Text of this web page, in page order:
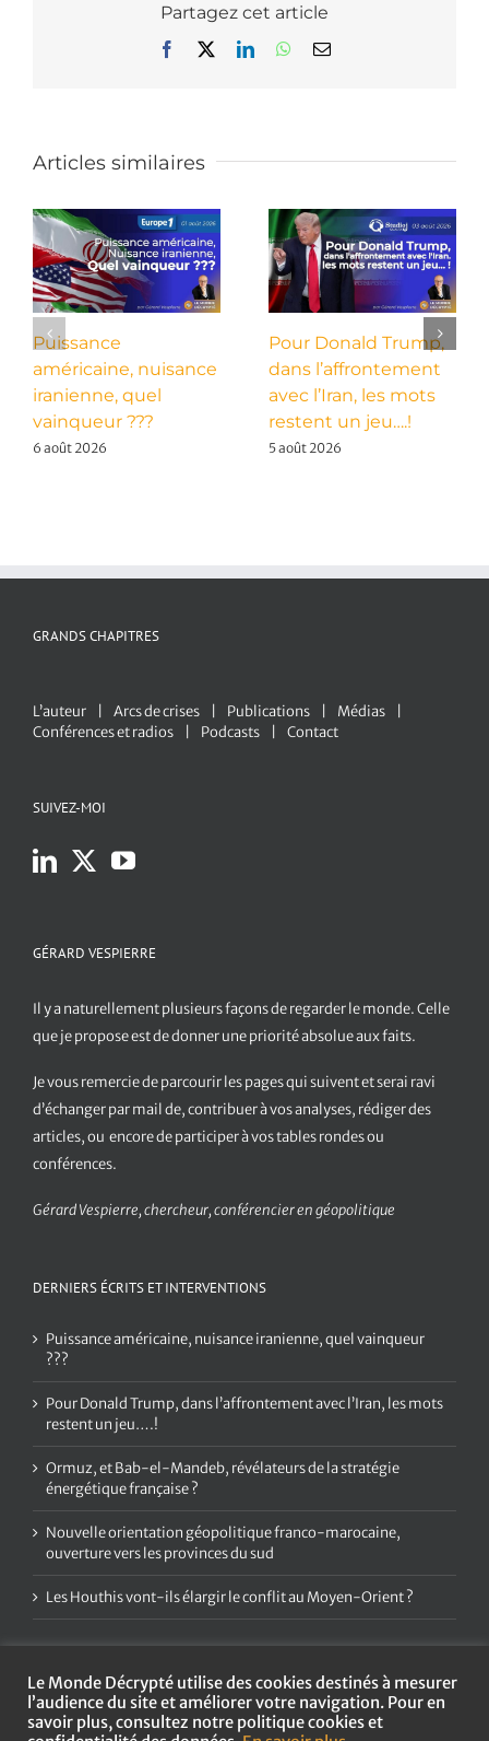
Partagez cet article
Facebook LinkedInWhatsApp
Email
Articles similaires
Puissance
américaine, nuisance
iranienne, quel
vainqueur ???
6 août 2026
Pour Donald Trump,
dans l’affrontement
avec l’Iran, les mots
restent un jeu….!
5 août 2026
GRANDS CHAPITRES
L’auteur Arcs de crises Publications
Médias
Conférences et radios
Podcasts Contact
SUIVEZ-MOI
GÉRARD VESPIERRE
Il y a naturellement plusieurs façons de regarder le monde. Celle
que je propose est de donner une priorité absolue aux faits.
Je vous remercie de parcourir les pages qui suivent et serai ravi
d’échanger par mail de, contribuer à vos analyses, rédiger des
articles, ou encore de participer à vos tables rondes ou
conférences.
Gérard Vespierre, chercheur, conférencier en géopolitique
DERNIERS ÉCRITS ET INTERVENTIONS
Puissance américaine, nuisance iranienne, quel vainqueur
???
Pour Donald Trump, dans l’affrontement avec l’Iran, les mots
restent un jeu….!
Ormuz, et Bab-el-Mandeb, révélateurs de la stratégie
énergétique française ?
Nouvelle orientation géopolitique franco-marocaine,
ouverture vers les provinces du sud
Les Houthis vont-ils élargir le conflit au Moyen-Orient ?
Le Monde Décrypté utilise des cookies destinés à mesurer
l’audience du site et améliorer votre navigation. Pour en
savoir plus, consultez notre politique cookies et